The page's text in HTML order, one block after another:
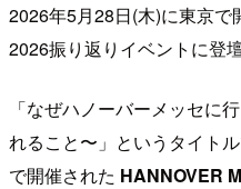
2026年5月28日(木)に東京
2026振り返りイベントに登
「なぜハノーバーメッセに
れること〜」というタイト
で開催された HANNOVER